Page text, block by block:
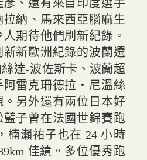
、還有來自印度選手
納、馬來西亞腦麻生
期待他們刷新紀錄。
新歐洲紀錄的波蘭選
達-波佐斯卡、波蘭超
阿雷克珊德拉‧尼溫絲
另外還有兩位日本好
子曾在法國世錦賽跑
楠瀨祐子也在 24 小時
佳績。多位優秀跑